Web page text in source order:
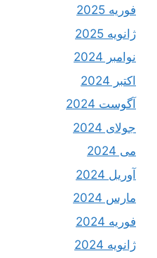
فوریه 2025
ژانویه 2025
نوامبر 2024
اکتبر 2024
آگوست 2024
جولای 2024
می 2024
آوریل 2024
مارس 2024
فوریه 2024
ژانویه 2024